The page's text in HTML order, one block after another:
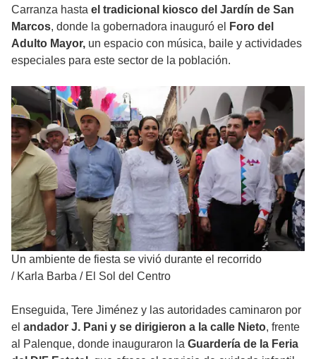
Carranza hasta el tradicional kiosco del Jardín de San
Marcos, donde la gobernadora inauguró el
Foro del
Adulto Mayor, un espacio con música, baile y actividades
especiales para este sector de la población.
Un ambiente de fiesta se vivió durante el recorrido
/ Karla Barba / El Sol del Centro
Enseguida, Tere Jiménez y las autoridades caminaron por
el andador J. Pani y se dirigieron a la calle Nieto, frente
al Palenque, donde inauguraron la Guardería de la Feria